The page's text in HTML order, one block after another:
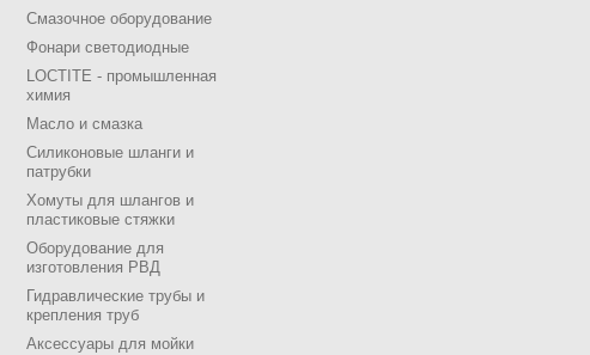
Смазочное оборудование
Фонари светодиодные
LOCTITE - промышленная
химия
Масло и смазка
Силиконовые шланги и
патрубки
Хомуты для шлангов и
пластиковые стяжки
Оборудование для
изготовления РВД
Гидравлические трубы и
крепления труб
Аксессуары для мойки